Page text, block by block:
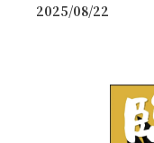
2025/08/22